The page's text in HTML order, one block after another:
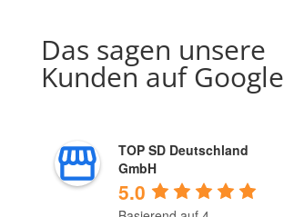
Das sagen unsere
Kunden auf Google
TOP SD Deutschland
GmbH
5.0